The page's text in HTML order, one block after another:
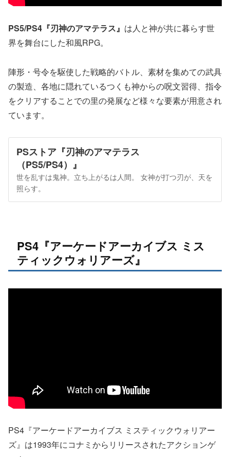
PS5/PS4『刃神のアマテラス』 は人と神が共に暮らす世
界を舞台にした和風RPG。
陣形・号令を駆使した戦略的バトル、素材を集めての武具
の製造、各地に隠れているつくも神からの呪文習得、指令
をクリアすることでの里の発展など様々な要素が用意され
ています。
PSストア『刃神のアマテラス
（PS5/PS4）』
世を乱すは鬼神。立ち上がるは人間。 女神が打つ刃が、天を
照らす。
PS4『アーケードアーカイブス ミス
ティックウォリアーズ』
PS4『アーケードアーカイブス ミスティックウォリアー
ズ』は1993年にコナミからリリースされたアクションゲ